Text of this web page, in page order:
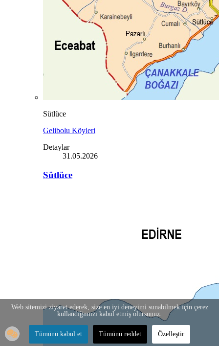
Sütlüce
Gelibolu Köyleri
Detaylar
31.05.2026
Sütlüce
Web sitemizi ziyaret ederek, size en iyi deneyimi sunabilmek için çerez
kullandığımızı kabul etmiş olursunuz.
Tümünü kabul et Tümünü reddet Özelleştir